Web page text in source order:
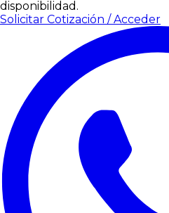
disponibilidad.
Solicitar Cotización / Acceder